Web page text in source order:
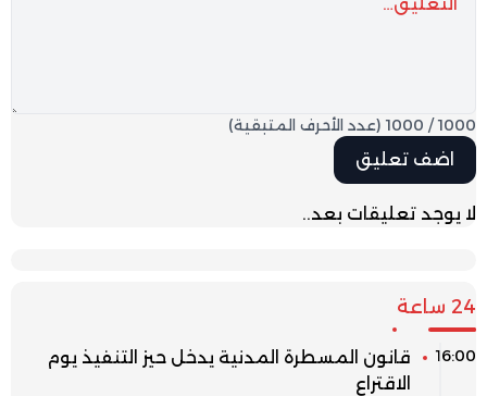
1000
/
1000 (عدد الأحرف المتبقية)
لا يوجد تعليقات بعد..
24 ساعة
16:00
قانون المسطرة المدنية يدخل حيز التنفيذ يوم
الاقتراع